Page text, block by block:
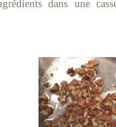
dans une